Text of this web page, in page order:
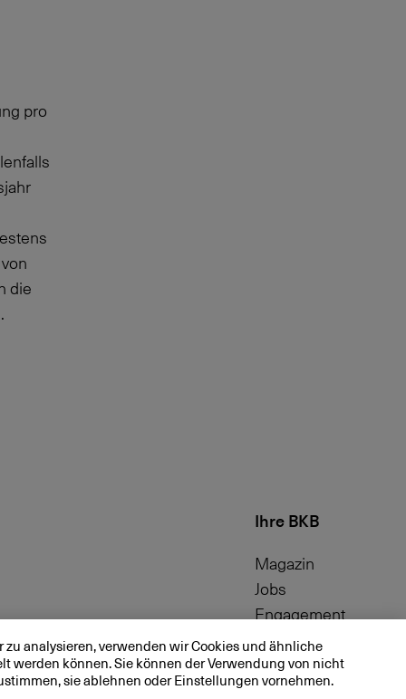
pro
die
Ihre BKB
Magazin
Jobs
Engagement
Nachhaltigkeit
Apps
analysieren, verwenden wir Cookies und ähnliche
werden können. Sie können der Verwendung von nicht
sie ablehnen oder Einstellungen vornehmen.